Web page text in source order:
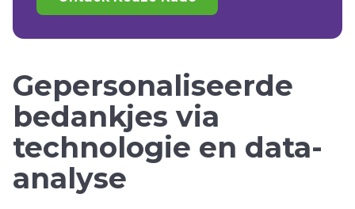
Gepersonaliseerde
bedankjes via
technologie en data-
analyse